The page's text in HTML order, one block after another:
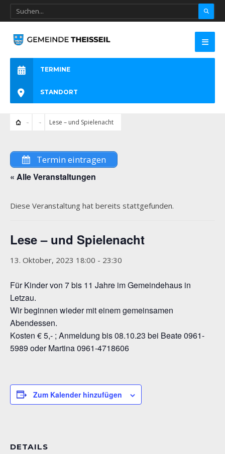
TERMINE
STANDORT
Lese – und Spielenacht
Termin eintragen
« Alle Veranstaltungen
Diese Veranstaltung hat bereits stattgefunden.
Lese – und Spielenacht
13. Oktober, 2023 18:00 - 23:30
Für Kinder von 7 bis 11 Jahre im Gemeindehaus in
Letzau.
Wir beginnen wieder mit einem gemeinsamen
Abendessen.
Kosten € 5,- ; Anmeldung bis 08.10.23 bei Beate 0961-
5989 oder Martina 0961-4718606
Zum Kalender hinzufügen
DETAILS